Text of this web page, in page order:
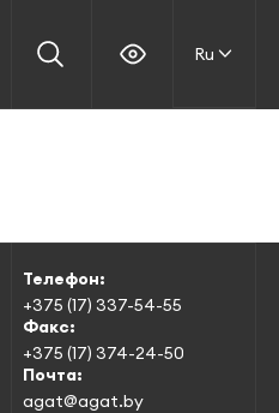
Ru
Телефон:
+375 (17) 337-54-55
Факс:
+375 (17) 374-24-50
Почта:
agat@agat.by